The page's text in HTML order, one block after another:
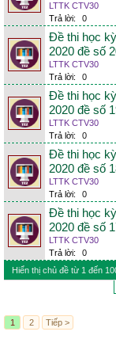
LTTK CTV30
Trả lời:
0
Đề thi học
2020 đề số
LTTK CTV30
Trả lời:
0
Đề thi học
2020 đề số
LTTK CTV30
Trả lời:
0
Đề thi học
2020 đề số
LTTK CTV30
Trả lời:
0
Đề thi học
2020 đề số
LTTK CTV30
Trả lời:
0
Hiển thị chủ đề từ 1 đến
1
2 Tiếp >